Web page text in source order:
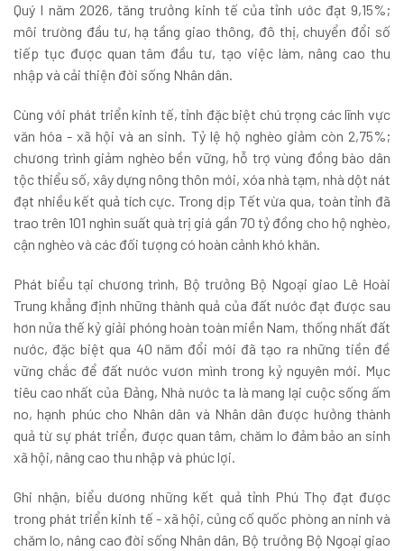
Quý I năm 2026, tăng trưởng kinh tế của tỉnh ước đạt 9,15%;
môi trường đầu tư, hạ tầng giao thông, đô thị, chuyển đổi số
tiếp tục được quan tâm đầu tư, tạo việc làm, nâng cao thu
nhập và cải thiện đời sống Nhân dân.
Cùng với phát triển kinh tế, tỉnh đặc biệt chú trọng các lĩnh vực
văn hóa - xã hội và an sinh. Tỷ lệ hộ nghèo giảm còn 2,75%;
chương trình giảm nghèo bền vững, hỗ trợ vùng đồng bào dân
tộc thiểu số, xây dựng nông thôn mới, xóa nhà tạm, nhà dột nát
đạt nhiều kết quả tích cực. Trong dịp Tết vừa qua, toàn tỉnh đã
trao trên 101 nghìn suất quà trị giá gần 70 tỷ đồng cho hộ nghèo,
cận nghèo và các đối tượng có hoàn cảnh khó khăn.
Phát biểu tại chương trình, Bộ trưởng Bộ Ngoại giao Lê Hoài
Trung khẳng định những thành quả của đất nước đạt được sau
hơn nửa thế kỷ giải phóng hoàn toàn miền Nam, thống nhất đất
nước, đặc biệt qua 40 năm đổi mới đã tạo ra những tiền đề
vững chắc để đất nước vươn mình trong kỷ nguyên mới. Mục
tiêu cao nhất của Đảng, Nhà nước ta là mang lại cuộc sống ấm
no, hạnh phúc cho Nhân dân và Nhân dân được hưởng thành
quả từ sự phát triển, được quan tâm, chăm lo đảm bảo an sinh
xã hội, nâng cao thu nhập và phúc lợi.
Ghi nhận, biểu dương những kết quả tỉnh Phú Thọ đạt được
trong phát triển kinh tế - xã hội, củng cố quốc phòng an ninh và
chăm lo, nâng cao đời sống Nhân dân, Bộ trưởng Bộ Ngoại giao